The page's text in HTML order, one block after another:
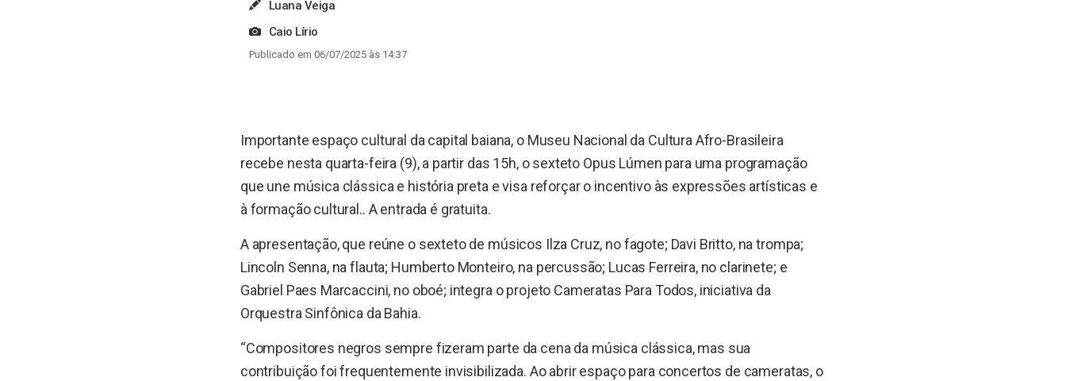
Luana Veiga
Caio Lírio
Publicado em 06/07/2025 às 14:37
Importante espaço cultural da capital baiana, o Museu Nacional da Cultura Afro-Brasileira
recebe nesta quarta-feira (9), a partir das 15h, o sexteto Opus Lúmen para uma programação
que une música clássica e história preta e visa reforçar o incentivo às expressões artísticas e
à formação cultural.. A entrada é gratuita.
A apresentação, que reúne o sexteto de músicos Ilza Cruz, no fagote; Davi Britto, na trompa;
Lincoln Senna, na flauta; Humberto Monteiro, na percussão; Lucas Ferreira, no clarinete; e
Gabriel Paes Marcaccini, no oboé; integra o projeto Cameratas Para Todos, iniciativa da
Orquestra Sinfônica da Bahia.
“Compositores negros sempre fizeram parte da cena da música clássica, mas sua
contribuição foi frequentemente invisibilizada. Ao abrir espaço para concertos de cameratas, o